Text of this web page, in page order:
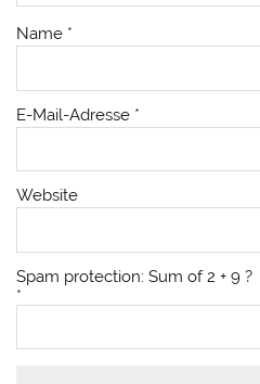
Name *
E-Mail-Adresse *
Website
Spam protection: Sum of 2 + 9 ?
*